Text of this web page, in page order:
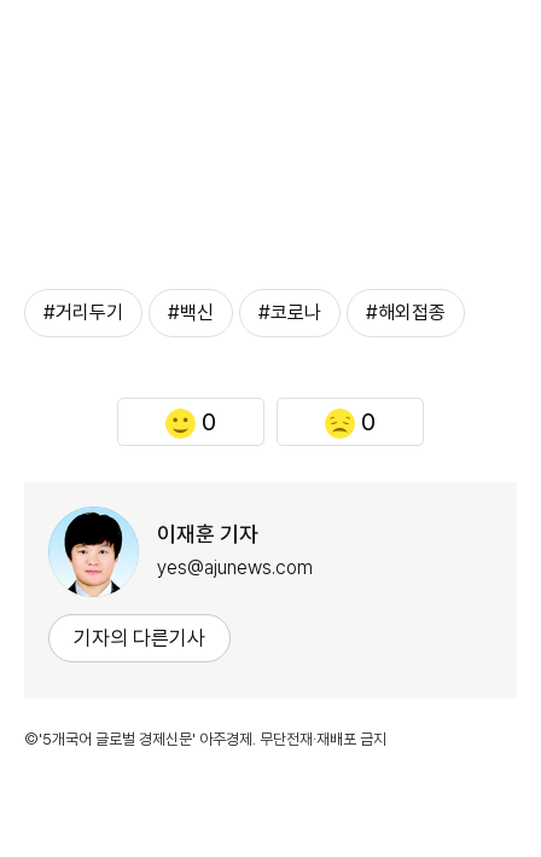
#거리두기 #백신 #코로나 #해외접종
0 0
이재훈 기자
yes@ajunews.com
기자의 다른기사
©'5개국어 글로벌 경제신문' 아주경제. 무단전재·재배포 금지